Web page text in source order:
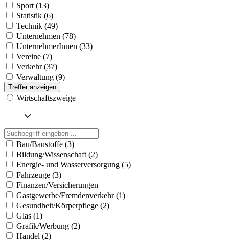
Sport (13)
Statistik (6)
Technik (49)
Unternehmen (78)
UnternehmerInnen (33)
Vereine (7)
Verkehr (37)
Verwaltung (9)
Treffer anzeigen
Wirtschaftszweige
Bau/Baustoffe (3)
Bildung/Wissenschaft (2)
Energie- und Wasserversorgung (5)
Fahrzeuge (3)
Finanzen/Versicherungen
Gastgewerbe/Fremdenverkehr (1)
Gesundheit/Körperpflege (2)
Glas (1)
Grafik/Werbung (2)
Handel (2)